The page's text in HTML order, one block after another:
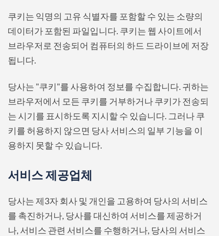
쿠키는 익명의 고유 식별자를 포함할 수 있는 소량의
데이터가 포함된 파일입니다. 쿠키는 웹 사이트에서
브라우저로 전송되어 컴퓨터의 하드 드라이브에 저장
됩니다.
당사는 "쿠키"를 사용하여 정보를 수집합니다. 귀하는
브라우저에서 모든 쿠키를 거부하거나 쿠키가 전송되
는 시기를 표시하도록 지시할 수 있습니다. 그러나 쿠
키를 허용하지 않으면 당사 서비스의 일부 기능을 이
용하지 못할 수 있습니다.
서비스 제공업체
당사는 제3자 회사 및 개인을 고용하여 당사의 서비스
를 촉진하거나, 당사를 대신하여 서비스를 제공하거
나, 서비스 관련 서비스를 수행하거나, 당사의 서비스